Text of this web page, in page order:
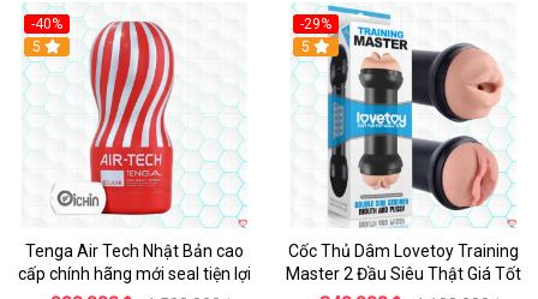
-40%
Hot
5
Tenga Air Tech Nhật Bản cao
cấp chính hãng mới seal tiện lợi
-29%
Hot
5
Cốc Thủ Dâm Lovetoy Training
Master 2 Đầu Siêu Thật Giá Tốt